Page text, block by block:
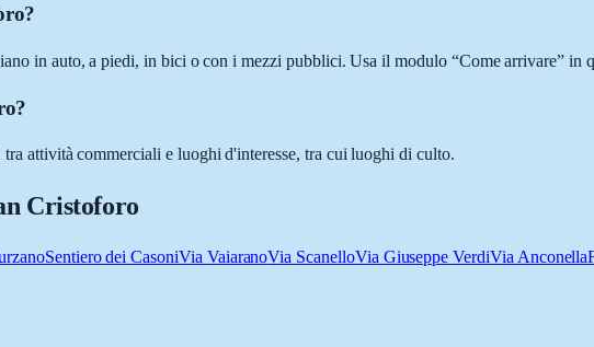
in auto, a piedi, in bici o con i mezzi pubblici. Usa il modulo “Come arrivare” in
attività commerciali e luoghi d'interesse, tra cui luoghi di culto.
Cristoforo
Sentiero dei CasoniVia VaiaranoVia ScanelloVia Giuseppe VerdiVia Anconella